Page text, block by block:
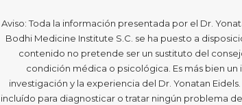
Aviso: Toda la información presentada por el Dr.
Bodhi Medicine Institute S.C. se ha puesto a
contenido no pretende ser un sustituto del
condición médica o psicológica. Es más bien
investigación y la experiencia del Dr. Yonatan
incluído para diagnosticar o tratar ningún problema